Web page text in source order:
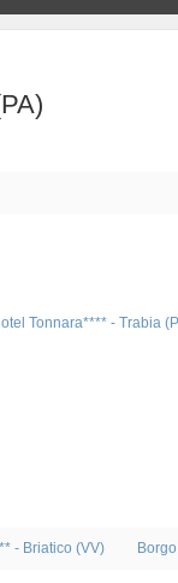
- Briatico (VV)